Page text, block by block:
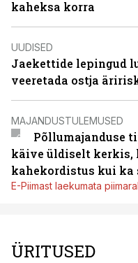
kaheksa korra
UUDISED
Jaekettide lepingud
veeretada ostja
MAJANDUSTULEMUSED
Põllumajanduse
käive üldiselt kerkis,
kahekordistus kui ka
E-Piimast laekumata
ÜRITUSED